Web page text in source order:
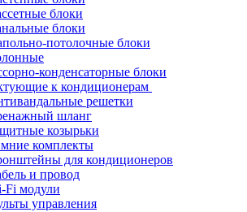
блоки
блоки
потолочные блоки
конденсаторные блоки
к кондиционерам
решетки
шланг
козырьки
комплекты
для кондиционеров
и провод
Fi модули
управления